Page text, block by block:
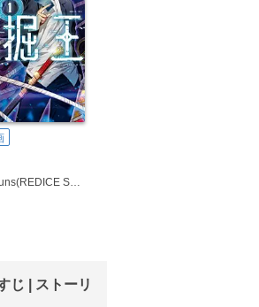
STUDIO)
じ | ストーリ